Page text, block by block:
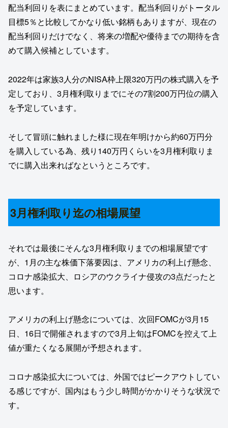
配当利回りを表にまとめています。配当利回りがトータル
目標5％と比較してかなり低い銘柄もありますが、現在の
配当利回りだけでなく、将来の増配や優待までの期待を含
めて購入候補としています。
2022年は家族3人分のNISA枠上限320万円の株式購入を予
定しており、3月権利取りまでにその7割200万円位の購入
を予定しています。
そして冒頭に触れました様に現在年明けから約60万円分
を購入している為、残り140万円くらいを3月権利取りま
でに購入出来ればなというところです。
3月権利取り迄の相場展望
それでは最後にそんな3月権利取りまでの相場展望です
が、1月の主な株価下落要因は、アメリカの利上げ懸念、
コロナ感染拡大、ロシアのウクライナ侵攻の3点だったと
思います。
アメリカの利上げ懸念については、次回FOMCが3月15
日、16日で開催されますので3月上旬はFOMCを控えて上
値が重たくなる展開が予想されます。
コロナ感染拡大については、外国ではピークアウトしてい
る感じですが、国内はもう少し時間がかかりそうな状況で
す。